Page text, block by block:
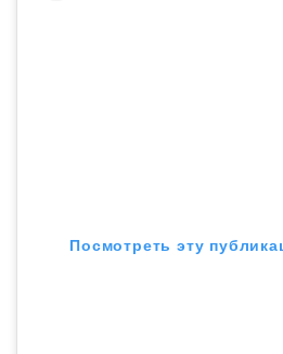
Посмотреть эту